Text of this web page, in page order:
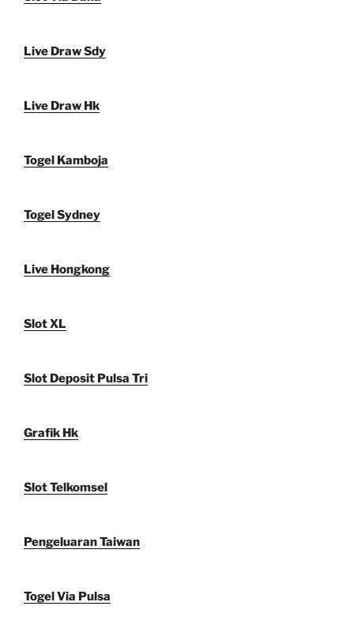
Live Draw Sdy
Live Draw Hk
Togel Kamboja
Togel Sydney
Live Hongkong
Slot XL
Slot Deposit Pulsa Tri
Grafik Hk
Slot Telkomsel
Pengeluaran Taiwan
Togel Via Pulsa